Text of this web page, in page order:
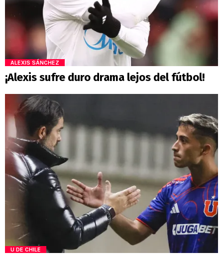
ALEXIS SÁNCHEZ
¡Alexis sufre duro drama lejos del fútbol!
U DE CHILE